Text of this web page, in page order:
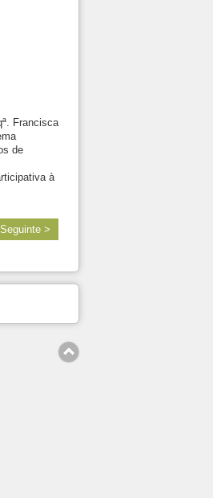
Francisca
de
à
Seguinte >